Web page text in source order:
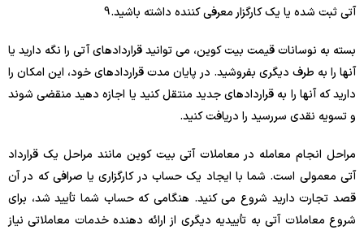
آتی ثبت شده یا یک کارگزار معرفی کننده داشته باشید.9
بسته به نوسانات قیمت بیت کوین، می توانید قراردادهای آتی را نگه دارید یا
آنها را به طرف دیگری بفروشید. در پایان مدت قراردادهای خود، این امکان را
دارید که آنها را به قراردادهای جدید منتقل کنید یا اجازه دهید منقضی شوند
و تسویه نقدی سررسید را دریافت کنید.
مراحل انجام معامله در معاملات آتی بیت کوین مانند مراحل یک قرارداد
آتی معمولی است. شما با ایجاد یک حساب در کارگزاری یا صرافی که در آن
قصد تجارت دارید شروع می کنید. هنگامی که حساب شما تأیید شد، برای
شروع معاملات آتی به تأییدیه دیگری از ارائه دهنده خدمات معاملاتی نیاز